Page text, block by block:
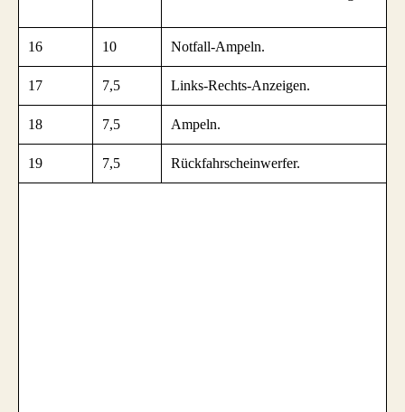
16 10 Notfall-Ampeln.
17 7,5 Links-Rechts-Anzeigen.
18 7,5 Ampeln.
19 7,5 Rückfahrscheinwerfer.